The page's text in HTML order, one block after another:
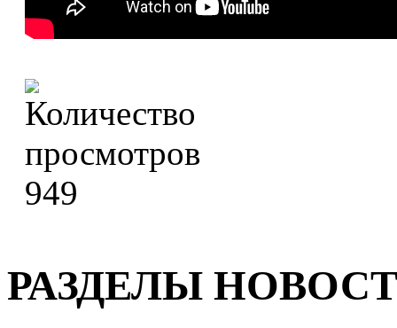
949
РАЗДЕЛЫ